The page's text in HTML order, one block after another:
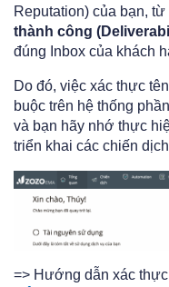
Reputation) của bạn, từ
thành công
đúng Inbox của khách
Do đó, việc xác thực
buộc trên hệ thống
và bạn hãy nhớ thực
triển khai các chiến
=> Hướng dẫn xác